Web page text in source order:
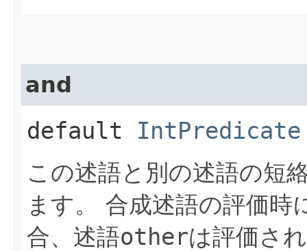
and
default IntPredicate
この述語と別の述語の短
ます。
合成述語の評価時
合、述語otherは評価さ